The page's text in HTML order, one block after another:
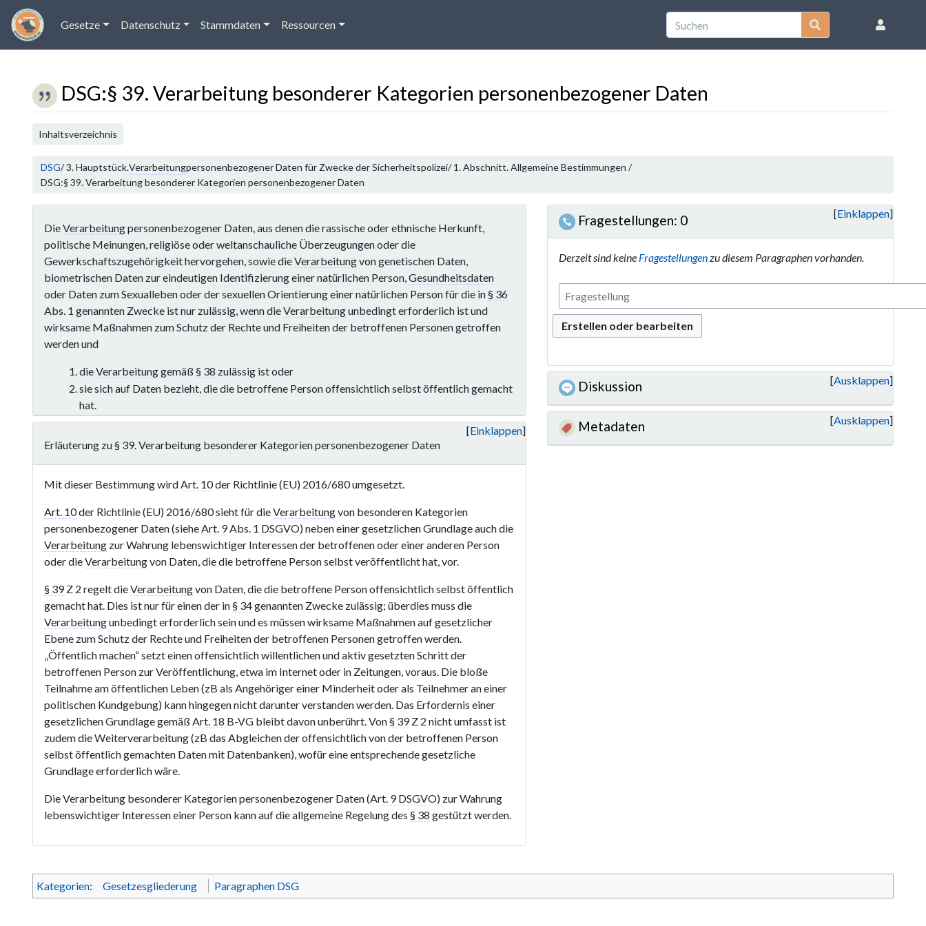
Gesetze Datenschutz Stammdaten Ressourcen
DSG:§ 39. Verarbeitung besonderer Kategorien personenbezogener Daten
Wechseln zu:Navigation
Inhaltsverzeichnis
DSG/ 3. Hauptstück.Verarbeitungpersonenbezogener Daten für Zwecke der Sicherheitspolizei/ 1. Abschnitt. Allgemeine Bestimmungen /
DSG:§ 39. Verarbeitung besonderer Kategorien personenbezogener Daten
DieVerarbeitungpersonenbezogener Daten, aus denen die rassische oder ethnische Herkunft,
politische Meinungen, religiöse oder weltanschauliche Überzeugungen oder die
Gewerkschaftszugehörigkeit hervorgehen, sowie dieVerarbeitungvon genetischen Daten,
biometrischen Daten zur eindeutigen Identifizierung einer natürlichen Person,Gesundheitsdaten
oder Daten zum Sexualleben oder der sexuellen Orientierung einer natürlichen Person für die in§ 36
Abs. 1 genannten Zwecke ist nur zulässig, wenn dieVerarbeitungunbedingt erforderlich ist und
wirksame Maßnahmen zum Schutz der Rechte und Freiheiten der betroffenen Personen getroffen
werden und
dieVerarbeitunggemäß§ 38 zulässig ist oder
sie sich auf Daten bezieht, die die betroffene Person offensichtlich selbst öffentlich gemacht
hat.
Einklappen
Erläuterung zu § 39. Verarbeitung besonderer Kategorien personenbezogener Daten
Mit dieser Bestimmung wirdArt. 10der Richtlinie (EU) 2016/680 umgesetzt.
Art. 10der Richtlinie (EU) 2016/680 sieht für dieVerarbeitungvon besonderen Kategorien
personenbezogener Daten (sieheArt. 9Abs. 1 DSGVO) neben einer gesetzlichen Grundlage auch die
Verarbeitung zur Wahrung lebenswichtiger Interessen der betroffenen oder einer anderen Person
oder dieVerarbeitungvon Daten, die die betroffene Person selbst veröffentlicht hat, vor.
§ 39Z 2 regelt dieVerarbeitungvon Daten, die die betroffene Person offensichtlich selbst öffentlich
gemacht hat. Dies ist nur für einen der in§ 34genannten Zwecke zulässig; überdies muss die
Verarbeitungunbedingt erforderlich sein und es müssen wirksame Maßnahmen auf gesetzlicher
Ebene zum Schutz der Rechte und Freiheiten der betroffenen Personen getroffen werden.
„Öffentlich machen“ setzt einen offensichtlich willentlichen und aktiv gesetzten Schritt der
betroffenen Person zur Veröffentlichung, etwa im Internet oder in Zeitungen, voraus. Die bloße
Teilnahme am öffentlichen Leben (zB als Angehöriger einer Minderheit oder als Teilnehmer an einer
politischen Kundgebung) kann hingegen nicht darunter verstanden werden. Das Erfordernis einer
gesetzlichen Grundlage gemäßArt. 18 B-VG bleibt davon unberührt. Von§ 39Z 2 nicht umfasst ist
zudem die Weiterverarbeitung (zB das Abgleichen der offensichtlich von der betroffenen Person
selbst öffentlich gemachten Daten mit Datenbanken), wofür eine entsprechende gesetzliche
Grundlage erforderlich wäre.
DieVerarbeitung besonderer Kategorien personenbezogener Daten (Art. 9 DSGVO) zur Wahrung
lebenswichtiger Interessen einer Person kann auf die allgemeine Regelung des § 38 gestützt werden.
Einklappen
Fragestellungen: 0
Derzeit sind keine Fragestellungenzu diesem Paragraphen vorhanden.
Erstellen oder bearbeiten
Ausklappen
Diskussion
Ausklappen
Metadaten
Kategorien: Gesetzesgliederung Paragraphen DSG